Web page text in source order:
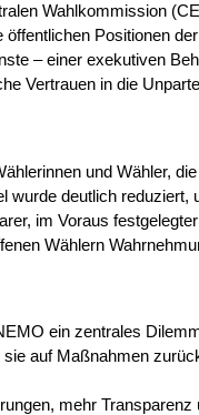
Wahlkommission
Positionen
– einer exekutiven
Vertrauen in die
und Wähler,
deutlich
im Voraus
Wählern
ein zentrales
auf Maßnahmen
mehr